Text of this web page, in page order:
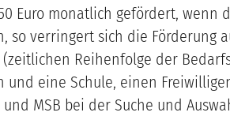
Euro monatlich gefördert,
so verringert sich die Förderung
Reihenfolge der
und eine Schule, einen
und MSB bei der Suche und